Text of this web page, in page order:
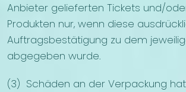
Anbieter gelieferten Tickets und/
Produkten nur, wenn diese
Auftragsbestätigung zu dem
abgegeben wurde.
(3) Schäden an der Verpackung